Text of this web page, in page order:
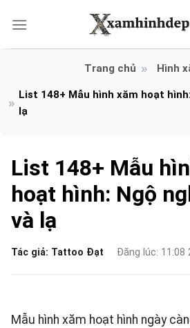
qua
Hình
List 148+ Mẫu hình xăm hoạt
lạ
List 148+ Mẫu
hoạt hình: Ngộ
và lạ
Tác giả: Tattoo Đạt Đăng lúc: 11:08
Mẫu hình xăm hoạt hình ngày